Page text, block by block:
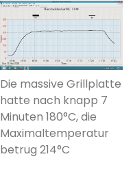
Die massive Grillplatte
hatte nach knapp 7
Minuten 180°C, die
Maximaltemperatur
betrug 214°C